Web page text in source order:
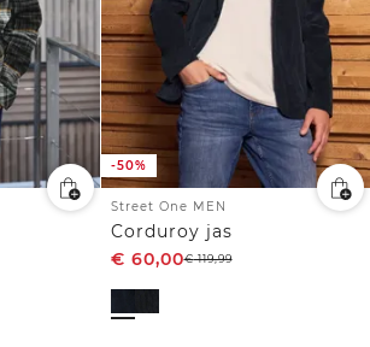
-50%
Street One MEN
Corduroy jas
€ 60,00€119,99